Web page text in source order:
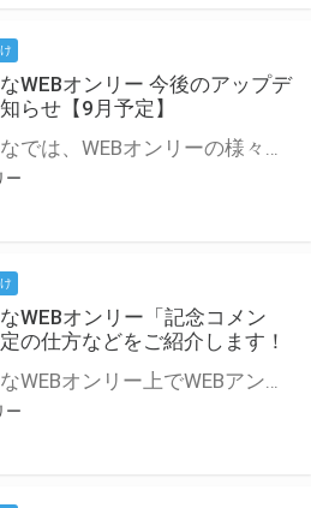
WEBオンリー 今後のアップデ
らせ【9月予定】
とらのあなでは、WEBオンリーの様々な支援を実施しています。 今回は2021年9月に実装を予定しているアップデート情報についてご紹介いたします。 とらのあなWEBオンリーサイトはこちら
ー
WEBオンリー「記念コメン
の仕方などをご紹介します！
とらのあなWEBオンリー上でWEBアンソロジーが作成できる「記念コメント」について、その使い方や作成手順を解説します！ 支援タイプを「サークル参加型」「サークル参加型・マルシェ(イベント会場)機能付き」でお申し込みいただいている主催者様はぜひご活用ください♪ とらのあなWEBオンリーサイトはこちら
ー